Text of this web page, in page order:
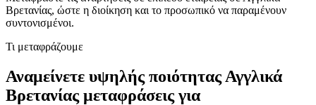
Βρετανίας, ώστε η διοίκηση και το προσωπικό να παραμένουν
συντονισμένοι.
Τι μεταφράζουμε
Αναμείνετε υψηλής ποιότητας Αγγλικά
Βρετανίας μεταφράσεις για